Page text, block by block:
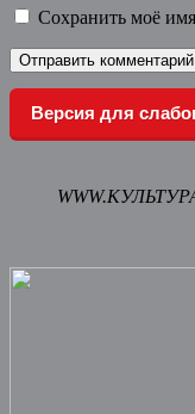
Сохранить моё
Версия для